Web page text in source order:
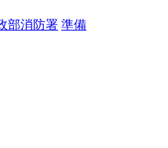
部消防署 準備